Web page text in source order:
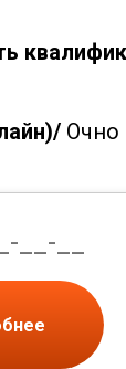
Очно